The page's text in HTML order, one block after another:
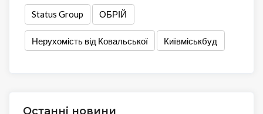
Status Group ОБРІЙ
Нерухомість від Ковальської Київміськбуд
Останні новини